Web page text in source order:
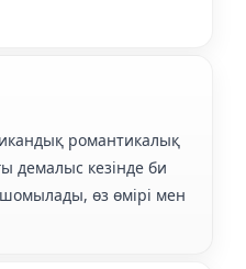
романтикалық
демалыс кезінде би
өз өмірі мен